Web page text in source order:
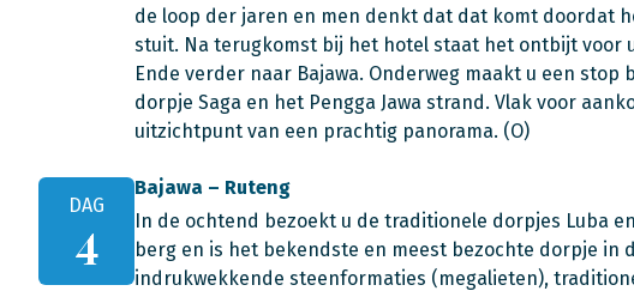
de loop der jaren en men denkt dat dat komt doordat
stuit. Na terugkomst bij het hotel staat het ontbijt voor
Ende verder naar Bajawa. Onderweg maakt u een
dorpje Saga en het Pengga Jawa strand. Vlak voor
uitzichtpunt van een prachtig panorama. (O)
DAG
4
Bajawa – Ruteng
In de ochtend bezoekt u de traditionele dorpjes Luba
berg en is het bekendste en meest bezochte dorpje in
indrukwekkende steenformaties (megalieten),